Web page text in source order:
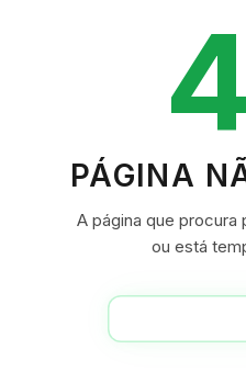
PÁGINA
A página que procura
ou está